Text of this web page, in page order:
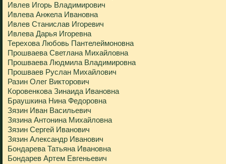
Ивлев Игорь Владимирович
Ивлева Анжела Ивановна
Ивлев Станислав Игоревич
Ивлева Дарья Игоревна
Терехова Любовь Пантелеймоновна
Прошваева Светлана Михайловна
Прошваева Людмила Владимировна
Прошваев Руслан Михайлович
Разин Олег Викторович
Коровенкова Зинаида Ивановна
Браушкина Нина Федоровна
Зязин Иван Васильевич
Зязина Антонина Михайловна
Зязин Сергей Иванович
Зязин Александр Иванович
Бондарева Татьяна Ивановна
Бондарев Артем Евгеньевич